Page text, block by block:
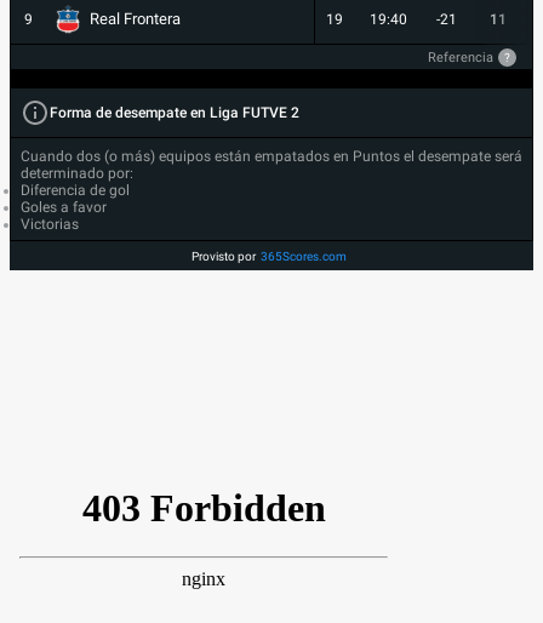
9 Real Frontera 19 19:40 -21 11
Referencia ?
Forma de desempate en Liga FUTVE 2
Cuando dos (o más) equipos están empatados en Puntos el desempate será
determinado por:
Diferencia de gol
Goles a favor
Victorias
Provisto por 365Scores.com